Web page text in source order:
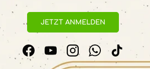
JETZT ANMELDEN
FacebookYouTubeInstagramWhatsApp
TikTok